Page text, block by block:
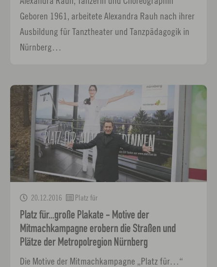
Geboren 1961, arbeitete Alexandra Rauh nach ihrer
Ausbildung für Tanztheater und Tanzpädagogik in
Nürnberg…
20.12.2016 Platz für
Platz für...große Plakate - Motive der
Mitmachkampagne erobern die Straßen und
Plätze der Metropolregion Nürnberg
Die Motive der Mitmachkampagne „Platz für…“